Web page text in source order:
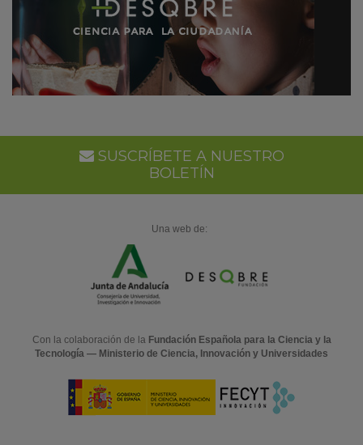
SUSCRÍBETE A NUESTRO
BOLETÍN
Una web de:
Con la colaboración de la Fundación Española para la Ciencia y la
Tecnología — Ministerio de Ciencia, Innovación y Universidades